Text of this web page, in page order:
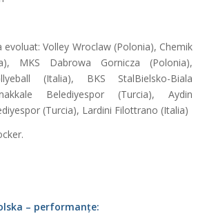
evoluat: Volley Wroclaw (Polonia), Chemik
MKS Dabrowa Gornicza (Polonia),
(Italia), BKS StalBielsko-Biala
Belediyespor (Turcia), Aydin
(Turcia), Lardini Filottrano (Italia)
– performanțe: